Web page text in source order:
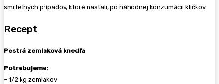
smrteľných prípadov, ktoré nastali, po náhodnej konzumácii klíčkov.
Recept
Pestrá zemiaková knedľa
Potrebujeme:
– 1/2 kg zemiakov